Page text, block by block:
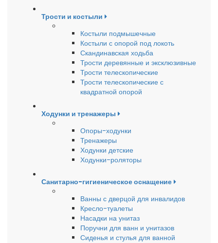
Трости и костыли
Костыли подмышечные
Костыли с опорой под локоть
Скандинавская ходьба
Трости деревянные и эксклюзивные
Трости телескопические
Трости телескопические с
квадратной опорой
Ходунки и тренажеры
Опоры-ходунки
Тренажеры
Ходунки детские
Ходунки-роляторы
Санитарно-гигиеническое оснащение
Ванны с дверцой для инвалидов
Кресло-туалеты
Насадки на унитаз
Поручни для ванн и унитазов
Сиденья и стулья для ванной